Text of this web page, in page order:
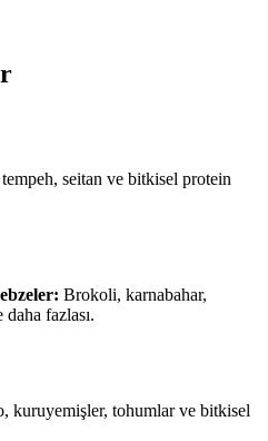
seitan ve bitkisel protein
Brokoli, karnabahar,
fazlası.
kuruyemişler, tohumlar ve bitkisel